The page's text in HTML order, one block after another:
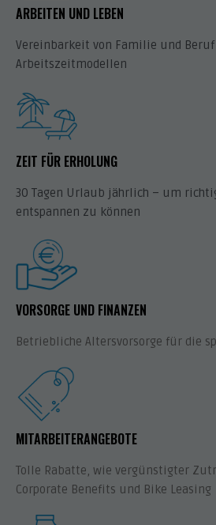
ARBEITEN UND LEBEN
Vereinbarkeit von Familie und
Arbeitszeitmodellen
ZEIT FÜR ERHOLUNG
30 Tagen Urlaub jährlich – um
entspannen zu können
VORSORGE UND FINANZEN
Betriebliche Altersvorsorge für die
MITARBEITERANGEBOTE
Tolle Rabatte, wie vergünstigter
Corporate Benefits und Bike Leasing